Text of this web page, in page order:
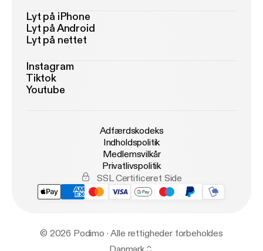
Lyt på iPhone
Lyt på Android
Lyt på nettet
Instagram
Tiktok
Youtube
Adfærdskodeks
Indholdspolitik
Medlemsvilkår
Privatlivspolitik
SSL Certificeret Side
© 2026 Podimo · Alle rettigheder forbeholdes